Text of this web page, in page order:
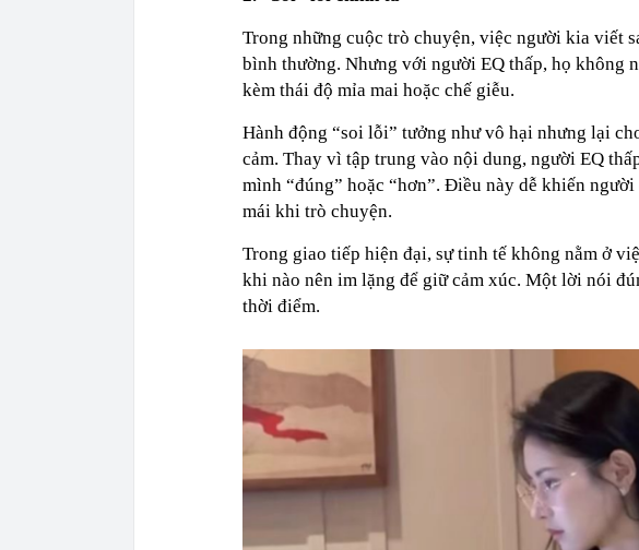
Trong những cuộc trò chuyện, việc người kia viết
bình thường. Nhưng với người EQ thấp, họ không
kèm thái độ mỉa mai hoặc chế giễu.
Hành động “soi lỗi” tưởng như vô hại nhưng lại
cảm. Thay vì tập trung vào nội dung, người EQ
mình “đúng” hoặc “hơn”. Điều này dễ khiến
mái khi trò chuyện.
Trong giao tiếp hiện đại, sự tinh tế không nằm ở
khi nào nên im lặng để giữ cảm xúc. Một lời nói
thời điểm.